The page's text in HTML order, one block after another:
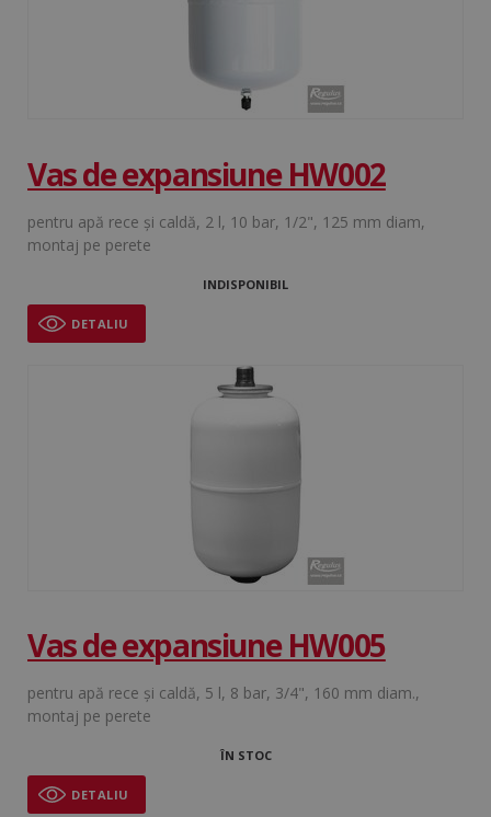
Vas de expansiune HW002
pentru apă rece şi caldă, 2 l, 10 bar, 1/2", 125 mm diam,
montaj pe perete
INDISPONIBIL
DETALIU
Vas de expansiune HW005
pentru apă rece şi caldă, 5 l, 8 bar, 3/4", 160 mm diam.,
montaj pe perete
ÎN STOC
DETALIU